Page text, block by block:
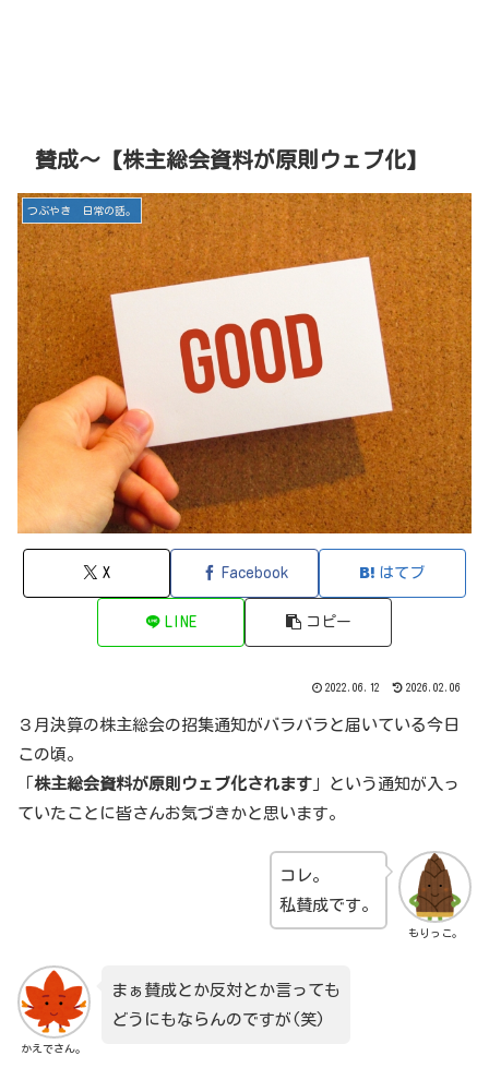
賛成～【株主総会資料が原則ウェブ化】
つぶやき 日常の話。
X Facebook はてブ
LINE コピー
2022.06.12 2026.02.06
３月決算の株主総会の招集通知がバラバラと届いている今日
この頃。
「 株主総会資料が原則ウェブ化されます 」という通知が入っ
ていたことに皆さんお気づきかと思います。
もりっこ。
コレ。
私賛成です。
かえでさん。
まぁ賛成とか反対とか言っても
どうにもならんのですが(笑)